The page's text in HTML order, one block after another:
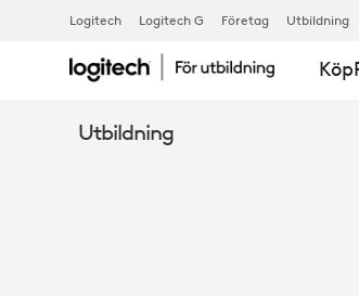
Logitech Logitech G Företag Utbildning
Köp
Utbildning